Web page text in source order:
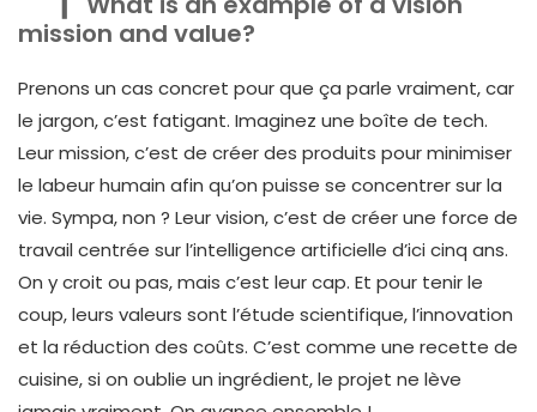
mission and value?
Prenons un cas concret pour que ça parle vraiment, car
le jargon, c’est fatigant. Imaginez une boîte de tech.
Leur mission, c’est de créer des produits pour minimiser
le labeur humain afin qu’on puisse se concentrer sur la
vie. Sympa, non ? Leur vision, c’est de créer une force de
travail centrée sur l’intelligence artificielle d’ici cinq ans.
On y croit ou pas, mais c’est leur cap. Et pour tenir le
coup, leurs valeurs sont l’étude scientifique, l’innovation
et la réduction des coûts. C’est comme une recette de
cuisine, si on oublie un ingrédient, le projet ne lève